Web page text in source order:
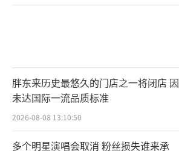
胖东来历史最悠久的门店之一将闭店 因
未达国际一流品质标准
2026-08-08 13:10:50
多个明星演唱会取消 粉丝损失谁来承